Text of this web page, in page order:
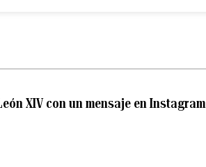
XIV con un mensaje en Instagram